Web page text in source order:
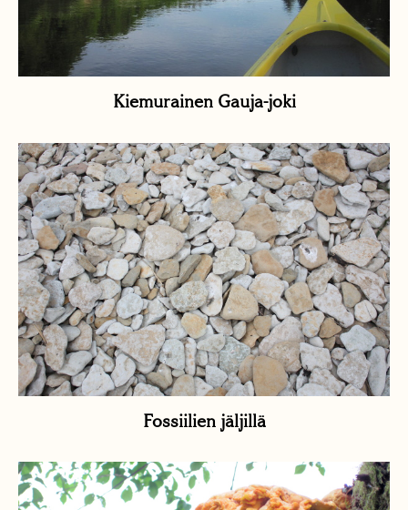
Kiemurainen Gauja-joki
Fossiilien jäljillä